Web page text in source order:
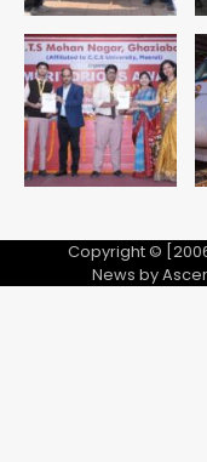
2
3
Copyright ©
News by